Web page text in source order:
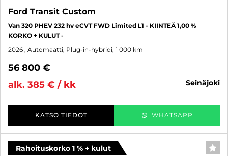
Ford Transit Custom
Van 320 PHEV 232 hv eCVT FWD Limited L1 - KIINTEÄ 1,00 %
KORKO + KULUT -
2026 , Automaatti, Plug-in-hybridi, 1 000 km
56 800 €
alk. 385 € / kk
seinäjoki
KATSO TIEDOT WHATSAPP
Rahoituskorko 1 % + kulut